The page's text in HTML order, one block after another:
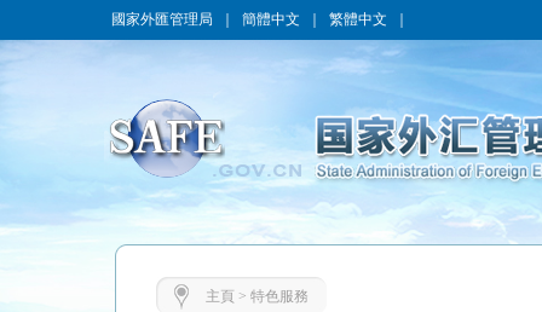
國家外匯管理局 簡體中文 繁體中文
主頁 > 特色服務